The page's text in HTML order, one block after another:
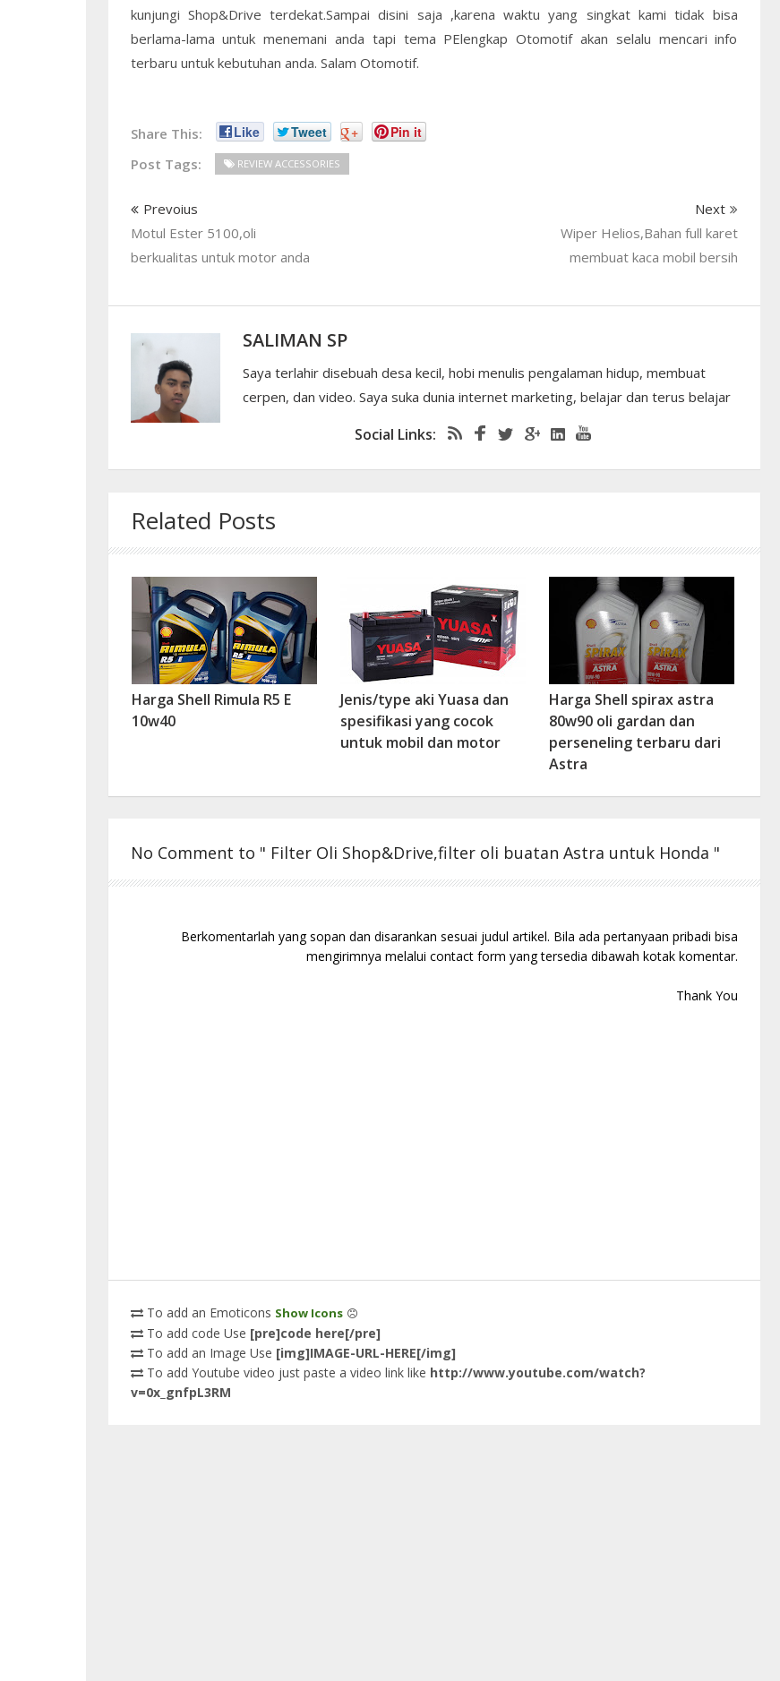
kunjungi Shop&Drive terdekat.Sampai disini saja ,karena waktu yang singkat kami tidak bisa
berlama-lama untuk menemani anda tapi tema PElengkap Otomotif akan selalu mencari info
terbaru untuk kebutuhan anda. Salam Otomotif.
Share This: Like Tweet +
Pin it
Post Tags:
REVIEW ACCESSORIES
Prevoius
Motul Ester 5100,oli
berkualitas untuk motor anda
Next
Wiper Helios,Bahan full karet
membuat kaca mobil bersih
SALIMAN SP
Saya terlahir disebuah desa kecil, hobi menulis pengalaman hidup, membuat
cerpen, dan video. Saya suka dunia internet marketing, belajar dan terus belajar
Social Links:
Related Posts
Harga Shell Rimula R5 E
10w40
Jenis/type aki Yuasa dan
spesifikasi yang cocok
untuk mobil dan motor
Harga Shell spirax astra
80w90 oli gardan dan
perseneling terbaru dari
Astra
No Comment to " Filter Oli Shop&Drive,filter oli buatan Astra untuk Honda "
Berkomentarlah yang sopan dan disarankan sesuai judul artikel. Bila ada pertanyaan pribadi bisa
mengirimnya melalui contact form yang tersedia dibawah kotak komentar.
Thank You
To add an Emoticons Show Icons
To add code Use [pre]code here[/pre]
To add an Image Use [img]IMAGE-URL-HERE[/img]
To add Youtube video just paste a video link like http://www.youtube.com/watch?
v=0x_gnfpL3RM